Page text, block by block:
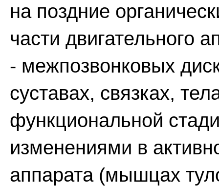
на поздние
части двигательного
- межпозвонковых
суставах, связках,
функциональной
изменениями в
аппарата (мышцах